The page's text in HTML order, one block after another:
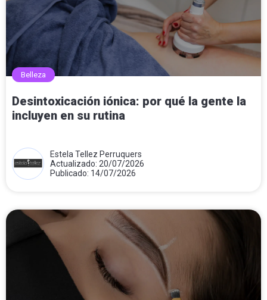
Belleza
Desintoxicación iónica: por qué la gente la
incluyen en su rutina
Estela Tellez Perruquers
Actualizado: 20/07/2026
Publicado: 14/07/2026